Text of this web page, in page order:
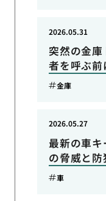
突然の金
者を呼ぶ
2026.05.31
金庫
最新の車
の脅威と防
2026.05.27
車